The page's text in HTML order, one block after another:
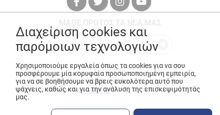
© Copyright 2026ANEDIK Kritikos. All Rights Reserved
Made with
byDesquared
Διαχείριση cookies και
παρόμοιων τεχνολογιών
Χρησιμοποιούμε εργαλεία όπως τα cookies για να σου
προσφέρουμε μία κορυφαία προσωποποιημένη εμπειρία,
για να σε βοηθήσουμε να βρεις ευκολότερα αυτό που
ψάχνεις, καθώς και για την ανάλυση της επισκεψιμότητάς
μας.